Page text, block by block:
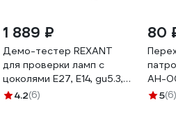
1 889 ₽
Демо-тестер REXANT
для проверки ламп с
цоколями Е27, Е14, gu5.3,
gx53 604-801
4.2(6)
80
AH-
5(6)